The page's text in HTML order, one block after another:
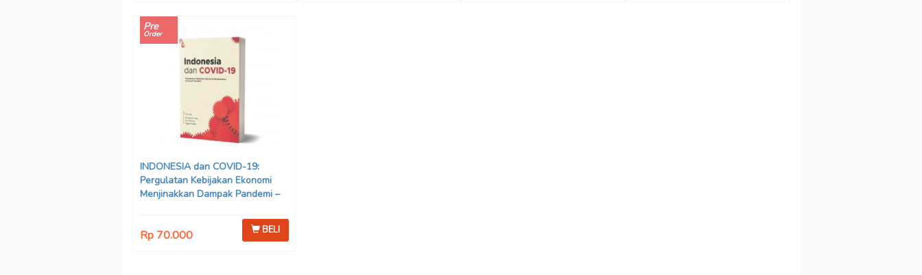
Pre
Order
INDONESIA dan COVID-19:
Pergulatan Kebijakan Ekonomi
Menjinakkan Dampak Pandemi –
Rp 70.000 BELI